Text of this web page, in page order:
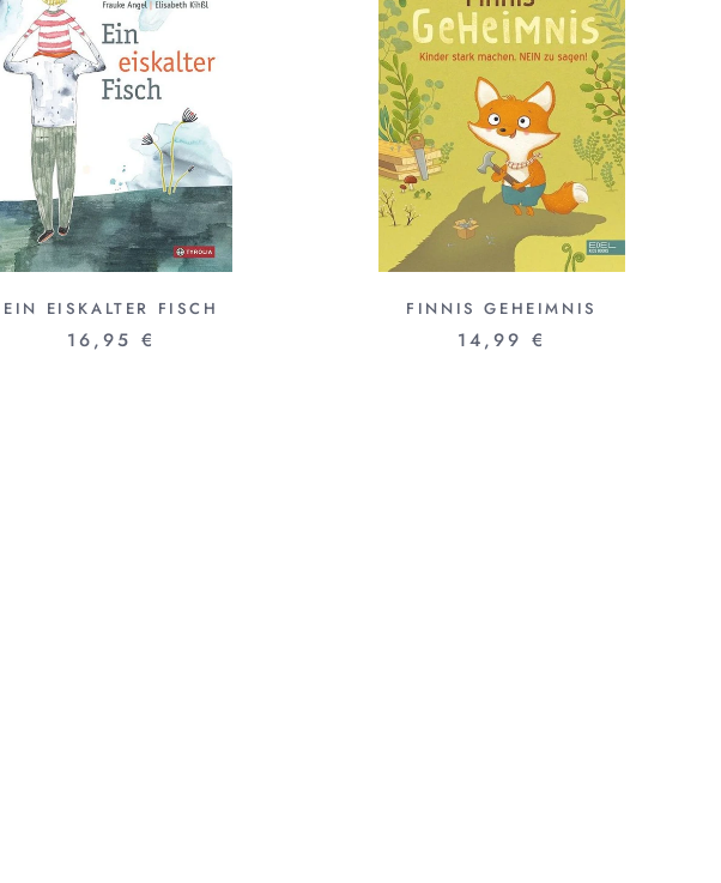
EIN EISKALTER FISCH
16,95 €
FINNIS GEHEIMNIS
14,99 €